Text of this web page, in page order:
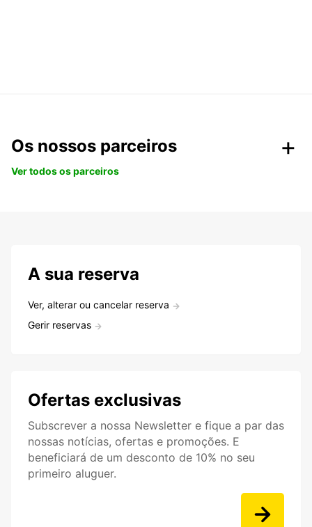
Os nossos parceiros
Ver todos os parceiros
A sua reserva
Ver, alterar ou cancelar reserva
Gerir reservas
Ofertas exclusivas
Subscrever a nossa Newsletter e fique a par das
nossas notícias, ofertas e promoções. E
beneficiará de um desconto de 10% no seu
primeiro aluguer.